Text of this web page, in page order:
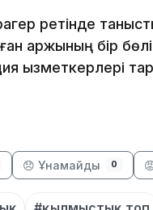
ретінде
қаржының бір
қызметкерлері
😞 Ұнамайды 0